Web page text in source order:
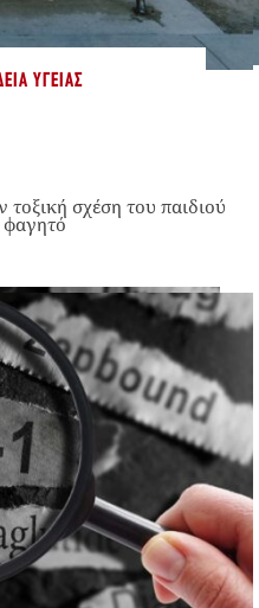
ΥΓΕΊΑΣ
σχέση του παιδιού
φαγητό